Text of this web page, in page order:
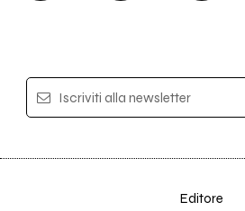
Iscriviti alla newsletter
Editore